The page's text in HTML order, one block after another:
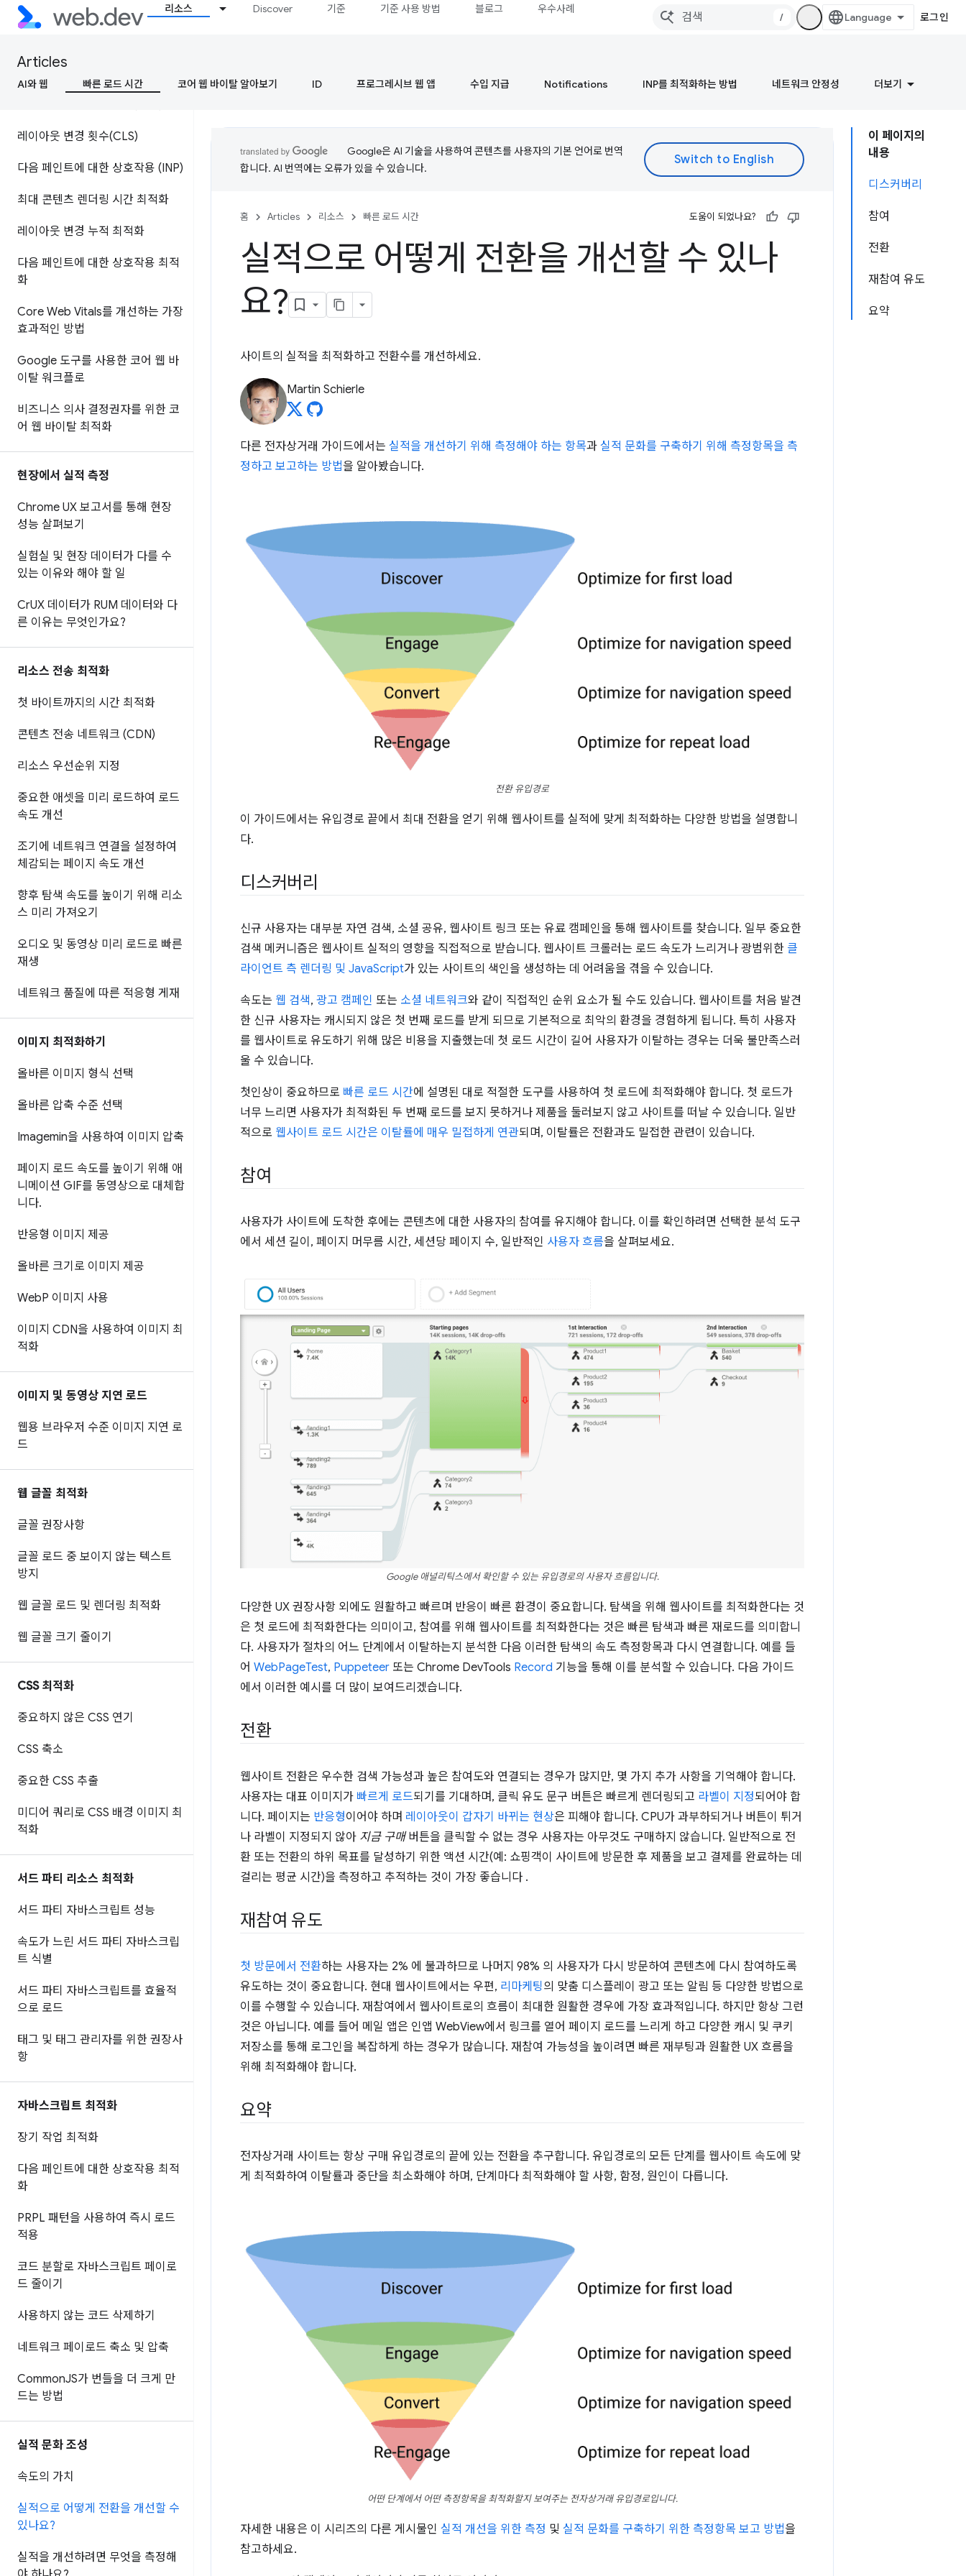
리소스 Discover 기준 기준 사용 방법 블로그 우수사례
/ 로그인
Articles
AI와 웹 빠른 로드 시간 코어 웹 바이탈 알아보기 ID 프로그레시브 웹 앱 수입 지급 Notifications INP를 최적화하는 방법 네트워크 안정성 더보기
사용자 중심 성능 측정항목
코어 웹 바이탈 측정항목 기준점 정
레이아웃 변경 횟수(CLS)
다음 페인트에 대한 상호작용 (INP)
최대 콘텐츠 렌더링 시간 최적화
레이아웃 변경 누적 최적화
다음 페인트에 대한 상호작용 최적
화
Core Web Vitals를 개선하는 가장
효과적인 방법
Google 도구를 사용한 코어 웹 바
이탈 워크플로
비즈니스 의사 결정권자를 위한 코
어 웹 바이탈 최적화
현장에서 실적 측정
Chrome UX 보고서를 통해 현장
성능 살펴보기
실험실 및 현장 데이터가 다를 수
있는 이유와 해야 할 일
CrUX 데이터가 RUM 데이터와 다
른 이유는 무엇인가요?
리소스 전송 최적화
첫 바이트까지의 시간 최적화
콘텐츠 전송 네트워크 (CDN)
리소스 우선순위 지정
중요한 애셋을 미리 로드하여 로드
속도 개선
조기에 네트워크 연결을 설정하여
체감되는 페이지 속도 개선
향후 탐색 속도를 높이기 위해 리소
스 미리 가져오기
오디오 및 동영상 미리 로드로 빠른
재생
네트워크 품질에 따른 적응형 게재
이미지 최적화하기
올바른 이미지 형식 선택
올바른 압축 수준 선택
Imagemin을 사용하여 이미지 압축
페이지 로드 속도를 높이기 위해 애
니메이션 GIF를 동영상으로 대체합
니다.
반응형 이미지 제공
올바른 크기로 이미지 제공
WebP 이미지 사용
이미지 CDN을 사용하여 이미지 최
적화
이미지 및 동영상 지연 로드
웹용 브라우저 수준 이미지 지연 로
드
웹 글꼴 최적화
글꼴 권장사항
글꼴 로드 중 보이지 않는 텍스트
방지
웹 글꼴 로드 및 렌더링 최적화
웹 글꼴 크기 줄이기
CSS 최적화
중요하지 않은 CSS 연기
CSS 축소
중요한 CSS 추출
미디어 쿼리로 CSS 배경 이미지 최
적화
서드 파티 리소스 최적화
서드 파티 자바스크립트 성능
속도가 느린 서드 파티 자바스크립
트 식별
서드 파티 자바스크립트를 효율적
으로 로드
태그 및 태그 관리자를 위한 권장사
항
자바스크립트 최적화
장기 작업 최적화
다음 페인트에 대한 상호작용 최적
화
PRPL 패턴을 사용하여 즉시 로드
적용
코드 분할로 자바스크립트 페이로
드 줄이기
사용하지 않는 코드 삭제하기
네트워크 페이로드 축소 및 압축
CommonJS가 번들을 더 크게 만
드는 방법
실적 문화 조성
속도의 가치
실적으로 어떻게 전환을 개선할 수
있나요?
실적을 개선하려면 무엇을 측정해
이 페이지의
내용
디스커버리
참여
전환
재참여 유도
요약
Google은 AI 기술을 사용하여 콘텐츠를 사용자의 기본 언어로 번역
합니다. AI 번역에는 오류가 있을 수 있습니다.
홈 Articles 리소스 빠른 로드 시간 도움이 되었나요?
실적으로 어떻게 전환을 개선할 수 있나
요?
사이트의 실적을 최적화하고 전환수를 개선하세요.
Martin Schierle
다른 전자상거래 가이드에서는 실적을 개선하기 위해 측정해야 하는 항목과 실적 문화를 구축하기 위해 측정항목을 측
정하고 보고하는 방법을 알아봤습니다.
전환 유입경로
이 가이드에서는 유입경로 끝에서 최대 전환을 얻기 위해 웹사이트를 실적에 맞게 최적화하는 다양한 방법을 설명합니
다.
디스커버리
신규 사용자는 대부분 자연 검색, 소셜 공유, 웹사이트 링크 또는 유료 캠페인을 통해 웹사이트를 찾습니다. 일부 중요한
검색 메커니즘은 웹사이트 실적의 영향을 직접적으로 받습니다. 웹사이트 크롤러는 로드 속도가 느리거나 광범위한 클
라이언트 측 렌더링 및 JavaScript가 있는 사이트의 색인을 생성하는 데 어려움을 겪을 수 있습니다.
속도는 웹 검색, 광고 캠페인 또는 소셜 네트워크와 같이 직접적인 순위 요소가 될 수도 있습니다. 웹사이트를 처음 발견
한 신규 사용자는 캐시되지 않은 첫 번째 로드를 받게 되므로 기본적으로 최악의 환경을 경험하게 됩니다. 특히 사용자
를 웹사이트로 유도하기 위해 많은 비용을 지출했는데 첫 로드 시간이 길어 사용자가 이탈하는 경우는 더욱 불만족스러
울 수 있습니다.
첫인상이 중요하므로 빠른 로드 시간에 설명된 대로 적절한 도구를 사용하여 첫 로드에 최적화해야 합니다. 첫 로드가
너무 느리면 사용자가 최적화된 두 번째 로드를 보지 못하거나 제품을 둘러보지 않고 사이트를 떠날 수 있습니다. 일반
적으로 웹사이트 로드 시간은 이탈률에 매우 밀접하게 연관되며, 이탈률은 전환과도 밀접한 관련이 있습니다.
참여
사용자가 사이트에 도착한 후에는 콘텐츠에 대한 사용자의 참여를 유지해야 합니다. 이를 확인하려면 선택한 분석 도구
에서 세션 길이, 페이지 머무름 시간, 세션당 페이지 수, 일반적인 사용자 흐름을 살펴보세요.
Google 애널리틱스에서 확인할 수 있는 유입경로의 사용자 흐름입니다.
다양한 UX 권장사항 외에도 원활하고 빠르며 반응이 빠른 환경이 중요합니다. 탐색을 위해 웹사이트를 최적화한다는 것
은 첫 로드에 최적화한다는 의미이고, 참여를 위해 웹사이트를 최적화한다는 것은 빠른 탐색과 빠른 재로드를 의미합니
다. 사용자가 절차의 어느 단계에서 이탈하는지 분석한 다음 이러한 탐색의 속도 측정항목과 다시 연결합니다. 예를 들
어 WebPageTest, Puppeteer 또는 Chrome DevTools Record 기능을 통해 이를 분석할 수 있습니다. 다음 가이드
에서 이러한 예시를 더 많이 보여드리겠습니다.
전환
웹사이트 전환은 우수한 검색 가능성과 높은 참여도와 연결되는 경우가 많지만, 몇 가지 추가 사항을 기억해야 합니다.
사용자는 대표 이미지가 빠르게 로드되기를 기대하며, 클릭 유도 문구 버튼은 빠르게 렌더링되고 라벨이 지정되어야 합
니다. 페이지는 반응형이어야 하며 레이아웃이 갑자기 바뀌는 현상은 피해야 합니다. CPU가 과부하되거나 버튼이 튀거
나 라벨이 지정되지 않아 지금 구매버튼을 클릭할 수 없는 경우 사용자는 아무것도 구매하지 않습니다. 일반적으로 전
환 또는 전환의 하위 목표를 달성하기 위한 액션 시간(예: 쇼핑객이 사이트에 방문한 후 제품을 보고 결제를 완료하는 데
걸리는 평균 시간)을 측정하고 추적하는 것이 가장 좋습니다 .
재참여 유도
첫 방문에서 전환하는 사용자는 2% 에 불과하므로 나머지 98% 의 사용자가 다시 방문하여 콘텐츠에 다시 참여하도록
유도하는 것이 중요합니다. 현대 웹사이트에서는 우편, 리마케팅의 맞춤 디스플레이 광고 또는 알림 등 다양한 방법으로
이를 수행할 수 있습니다. 재참여에서 웹사이트로의 흐름이 최대한 원활한 경우에 가장 효과적입니다. 하지만 항상 그런
것은 아닙니다. 예를 들어 메일 앱은 인앱 WebView에서 링크를 열어 페이지 로드를 느리게 하고 다양한 캐시 및 쿠키
저장소를 통해 로그인을 복잡하게 하는 경우가 많습니다. 재참여 가능성을 높이려면 빠른 재부팅과 원활한 UX 흐름을
위해 최적화해야 합니다.
요약
전자상거래 사이트는 항상 구매 유입경로의 끝에 있는 전환을 추구합니다. 유입경로의 모든 단계를 웹사이트 속도에 맞
게 최적화하여 이탈률과 중단을 최소화해야 하며, 단계마다 최적화해야 할 사항, 함정, 원인이 다릅니다.
어떤 단계에서 어떤 측정항목을 최적화할지 보여주는 전자상거래 유입경로입니다.
자세한 내용은 이 시리즈의 다른 게시물인 실적 개선을 위한 측정 및 실적 문화를 구축하기 위한 측정항목 보고 방법을
참고하세요.